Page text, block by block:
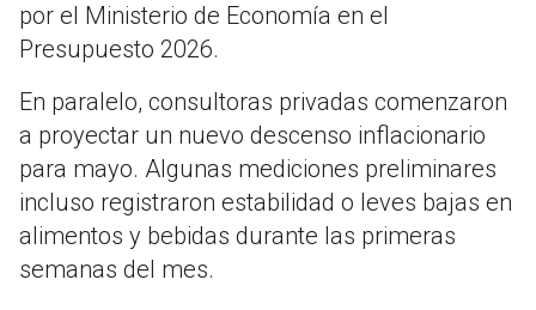
por el Ministerio de Economía en el
Presupuesto 2026.
En paralelo, consultoras privadas comenzaron
a proyectar un nuevo descenso inflacionario
para mayo. Algunas mediciones preliminares
incluso registraron estabilidad o leves bajas en
alimentos y bebidas durante las primeras
semanas del mes.